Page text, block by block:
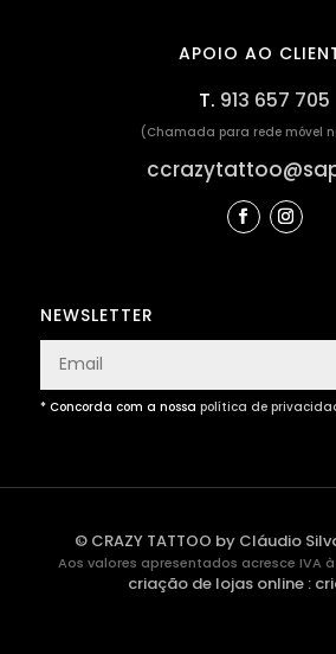
APOIO AO
T. 913 657 705
(Chamada para rede móvel
NEWSLETTER
* Concorda com a nossa política de
© CRAZY TATTOO by Cláudio
Aos valores apresentados acresce IVA
criação de lojas online: